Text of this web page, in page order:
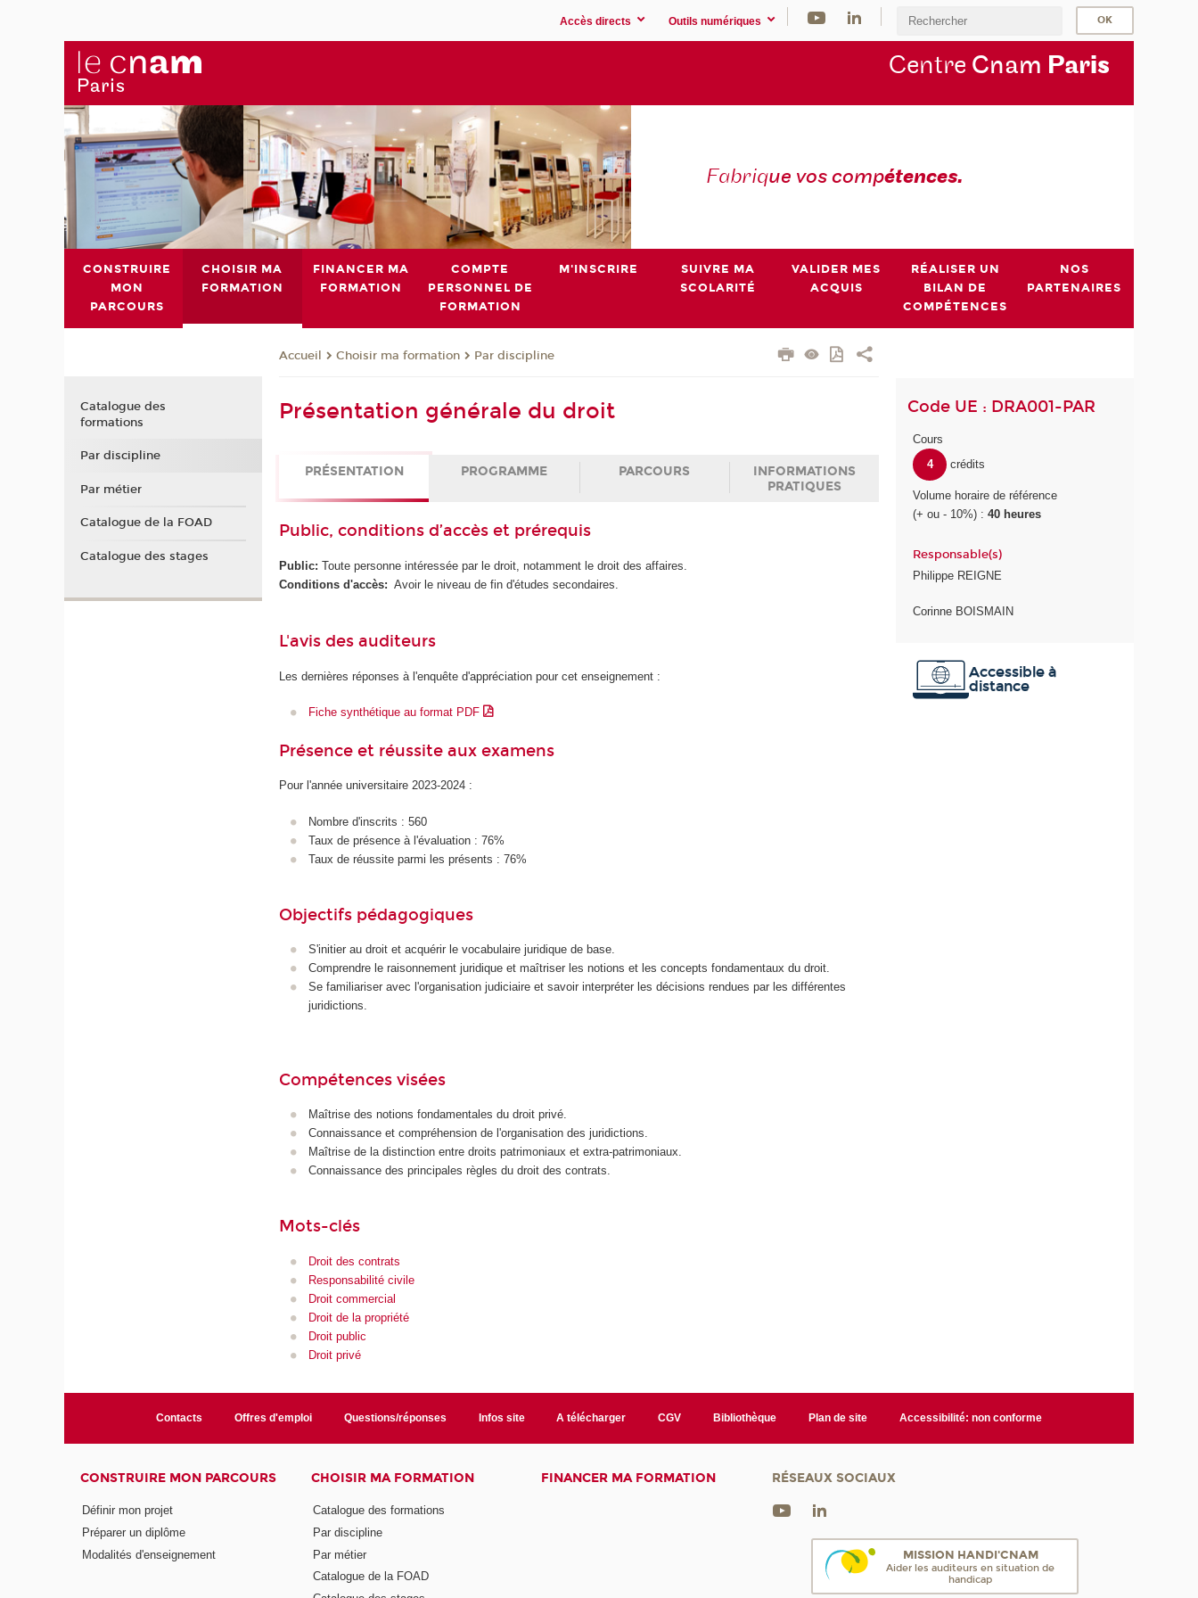
Accès directs Outils numériques
Centre Cnam Paris
Fabrique vos compétences.
CONSTRUIRE
MON
PARCOURS
CHOISIR MA
FORMATION
FINANCER MA
FORMATION
COMPTE
PERSONNEL DE
FORMATION
M'INSCRIRE
SUIVRE MA
SCOLARITÉ
VALIDER MES
ACQUIS
RÉALISER UN
BILAN DE
COMPÉTENCES
NOS
PARTENAIRES
Accueil Choisir ma formation Par discipline
Présentation générale du droit
PRÉSENTATION PROGRAMME PARCOURS
INFORMATIONS
PRATIQUES
Public, conditions d’accès et prérequis
Public: Toute personne intéressée par le droit, notamment le droit des affaires.
Conditions d'accès: Avoir le niveau de fin d'études secondaires.
L'avis des auditeurs
Les dernières réponses à l'enquête d'appréciation pour cet enseignement :
Fiche synthétique au format PDF
Présence et réussite aux examens
Pour l'année universitaire 2023-2024 :
Nombre d'inscrits : 560
Taux de présence à l'évaluation : 76%
Taux de réussite parmi les présents : 76%
Objectifs pédagogiques
S'initier au droit et acquérir le vocabulaire juridique de base.
Comprendre le raisonnement juridique et maîtriser les notions et les concepts fondamentaux du droit.
Se familiariser avec l'organisation judiciaire et savoir interpréter les décisions rendues par les différentes
juridictions.
Compétences visées
Maîtrise des notions fondamentales du droit privé.
Connaissance et compréhension de l'organisation des juridictions.
Maîtrise de la distinction entre droits patrimoniaux et extra-patrimoniaux.
Connaissance des principales règles du droit des contrats.
Mots-clés
Droit des contrats
Responsabilité civile
Droit commercial
Droit de la propriété
Droit public
Droit privé
Code UE : DRA001-PAR
Cours
4
crédits
Volume horaire de référence
(+ ou - 10%) :40 heures
Responsable(s)
Philippe REIGNE
Corinne BOISMAIN
Accessible à
distance
Catalogue des
formations
Par discipline
Par métier
Catalogue de la FOAD
Catalogue des stages
Contacts Offres d'emploi Questions/réponses Infos site A télécharger CGV Bibliothèque Plan de site Accessibilité: non conforme
CONSTRUIRE MON PARCOURS
Définir mon projet
Préparer un diplôme
Modalités d'enseignement
CHOISIR MA FORMATION
Catalogue des formations
Par discipline
Par métier
Catalogue de la FOAD
FINANCER MA FORMATION RÉSEAUX SOCIAUX
MISSION HANDI'CNAM
Aider les auditeurs en situation de
handicap